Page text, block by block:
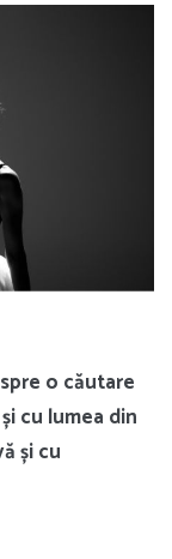
o căutare
cu lumea din
și cu